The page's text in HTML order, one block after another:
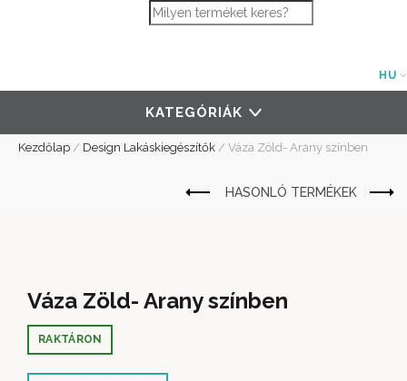
Products search
HU
KATEGÓRIÁK
Kezdőlap / Design Lakáskiegészítők / Váza Zöld- Arany színben
Váza Zöld- Arany színben
RAKTÁRON